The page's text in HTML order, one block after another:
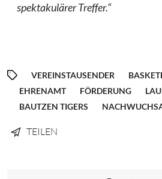
spektakulärer Treffer.“
VEREINSTAUSENDER
EHRENAMT
FÖRDERUNG
BAUTZEN TIGERS
TEILEN